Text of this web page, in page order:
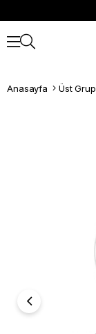
Anasayfa Üst Grup